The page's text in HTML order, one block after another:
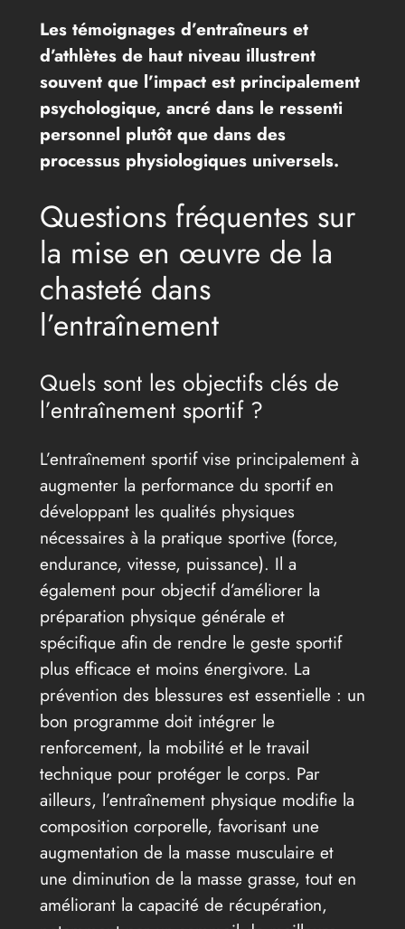
Les témoignages d’entraîneurs et
d’athlètes de haut niveau illustrent
souvent que l’impact est principalement
psychologique, ancré dans le ressenti
personnel plutôt que dans des
processus physiologiques universels.
Questions fréquentes sur
la mise en œuvre de la
chasteté dans
l’entraînement
Quels sont les objectifs clés de
l’entraînement sportif ?
L’entraînement sportif vise principalement à
augmenter la performance du sportif en
développant les qualités physiques
nécessaires à la pratique sportive (force,
endurance, vitesse, puissance). Il a
également pour objectif d’améliorer la
préparation physique générale et
spécifique afin de rendre le geste sportif
plus efficace et moins énergivore. La
prévention des blessures est essentielle : un
bon programme doit intégrer le
renforcement, la mobilité et le travail
technique pour protéger le corps. Par
ailleurs, l’entraînement physique modifie la
composition corporelle, favorisant une
augmentation de la masse musculaire et
une diminution de la masse grasse, tout en
améliorant la capacité de récupération,